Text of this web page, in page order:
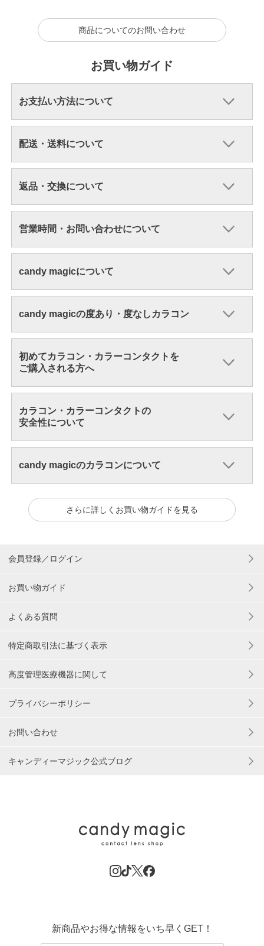
商品についてのお問い合わせ
お買い物ガイド
お支払い方法について
配送・送料について
返品・交換について
営業時間・お問い合わせについて
candy magicについて
candy magicの度あり・度なしカラコン
初めてカラコン・カラーコンタクトを
ご購入される方へ
カラコン・カラーコンタクトの
安全性について
candy magicのカラコンについて
さらに詳しくお買い物ガイドを見る
会員登録／ログイン
お買い物ガイド
よくある質問
特定商取引法に基づく表示
高度管理医療機器に関して
プライバシーポリシー
お問い合わせ
キャンディーマジック公式ブログ
新商品やお得な情報をいち早くGET！